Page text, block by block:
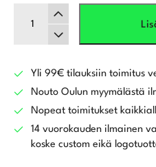
Vintage
Widesport
määräYli 99€ tilauksiin toimitus
Nouto Oulun myymälästä
Nopeat toimitukset
14 vuorokauden ilmainen
koske custom eikä